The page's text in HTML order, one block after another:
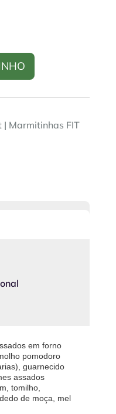
| Marmitinhas FIT
em forno
pomodoro
guarnecido
assados
tomilho,
de moça, mel